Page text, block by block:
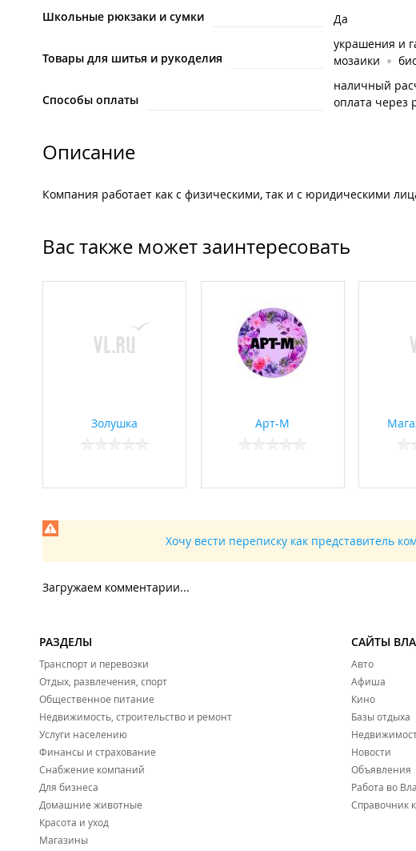
Школьные рюкзаки и сумки
Да
Товары для шитья и рукоделия
украшения и
мозаики
Способы оплаты
наличный
оплата через
Описание
Компания работает как с физическими, так и с юридическими
Вас также может заинтересовать
Золушка Арт-М
Хочу вести переписку как представитель
Загружаем комментарии...
РАЗДЕЛЫ
Транспорт и перевозки
Отдых, развлечения, спорт
Общественное питание
Недвижимость, строительство и ремонт
Услуги населению
Финансы и страхование
Снабжение компаний
Для бизнеса
Домашние животные
Красота и уход
Магазины
САЙТЫ
Авто
Афиша
Кино
Базы отдыха
Новости
Объявления
Работа во
Справочник